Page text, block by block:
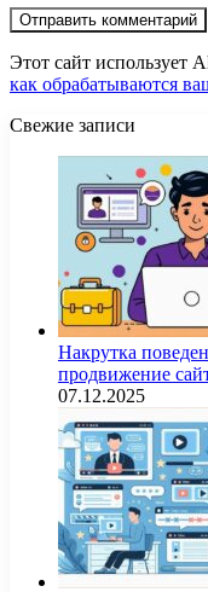
Этот сайт использует
как обрабатываются
Свежие записи
Накрутка
продвижение
07.12.2025